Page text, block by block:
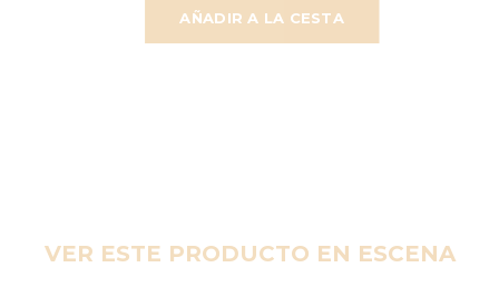
AÑADIR A LA CESTA
VER ESTE PRODUCTO EN ESCENA